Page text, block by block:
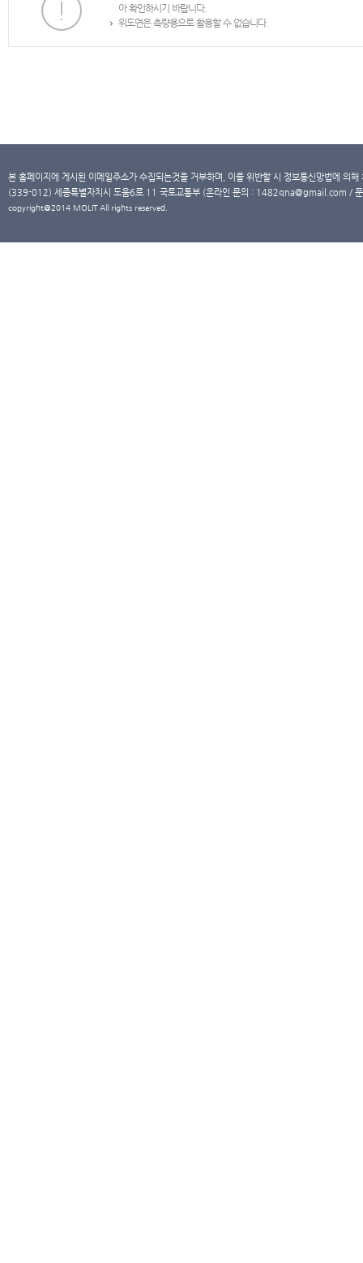
아 확인하시기 바랍니다.
위도면은 측량용으로 활용할 수 없습니다.
본 홈페이지에 게시된 이메일주소가 수집되는것을 거부하며, 이를 위반할 시 정보통신망법에 의
(339-012) 세종특별자치시 도움6로 11 국토교통부 (온라인 문의 : 1482qna@gmail.com /
copyright@2014 MOLIT All rights reserved.